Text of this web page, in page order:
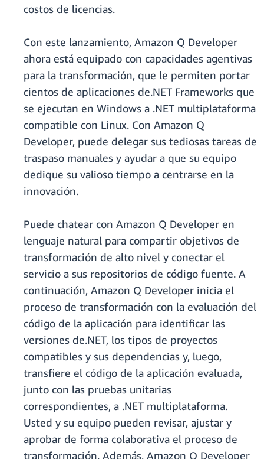
costos de licencias.
Con este lanzamiento, Amazon Q Developer
ahora está equipado con capacidades agentivas
para la transformación, que le permiten portar
cientos de aplicaciones de.NET Frameworks que
se ejecutan en Windows a .NET multiplataforma
compatible con Linux. Con Amazon Q
Developer, puede delegar sus tediosas tareas de
traspaso manuales y ayudar a que su equipo
dedique su valioso tiempo a centrarse en la
innovación.
Puede chatear con Amazon Q Developer en
lenguaje natural para compartir objetivos de
transformación de alto nivel y conectar el
servicio a sus repositorios de código fuente. A
continuación, Amazon Q Developer inicia el
proceso de transformación con la evaluación del
código de la aplicación para identificar las
versiones de.NET, los tipos de proyectos
compatibles y sus dependencias y, luego,
transfiere el código de la aplicación evaluada,
junto con las pruebas unitarias
correspondientes, a .NET multiplataforma.
Usted y su equipo pueden revisar, ajustar y
aprobar de forma colaborativa el proceso de
transformación. Además, Amazon Q Developer